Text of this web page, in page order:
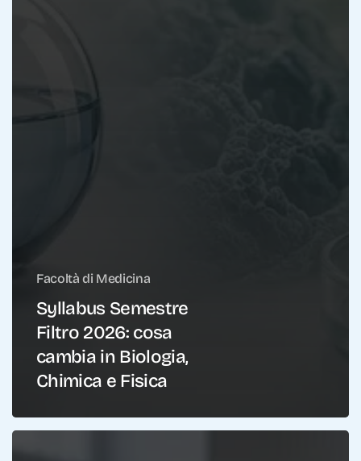
Facoltà di Medicina
Syllabus Semestre
Filtro 2026: cosa
cambia in Biologia,
Chimica e Fisica